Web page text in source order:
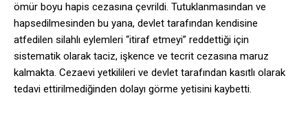
ömür boyu hapis cezasına çevrildi. Tutuklanmasından ve
hapsedilmesinden bu yana, devlet tarafından kendisine
atfedilen silahlı eylemleri “itiraf etmeyi” reddettiği için
sistematik olarak taciz, işkence ve tecrit cezasına maruz
kalmakta. Cezaevi yetkilileri ve devlet tarafından kasıtlı olarak
tedavi ettirilmediğinden dolayı görme yetisini kaybetti.